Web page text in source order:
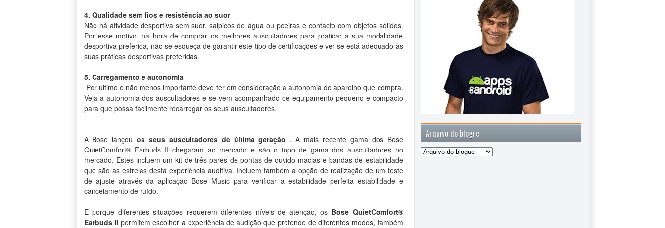
4. Qualidade sem fios e resistência ao suor
Não há atividade desportiva sem suor, salpicos de água ou poeiras e contacto com objetos sólidos.
Por esse motivo, na hora de comprar os melhores auscultadores para praticar a sua modalidade
desportiva preferida, não se esqueça de garantir este tipo de certificações e ver se está adequado às
suas práticas desportivas preferidas.
5. Carregamento e autonomia
Por último e não menos importante deve ter em consideração a autonomia do aparelho que compra.
Veja a autonomia dos auscultadores e se vem acompanhado de equipamento pequeno e compacto
para que possa facilmente recarregar os seus auscultadores.
A Bose lançouos seus auscultadores de última geração . A mais recente gama dos Bose
QuietComfort® Earbuds II chegaram ao mercado e são o topo de gama dos auscultadores no
mercado. Estes incluem um kit de três pares de pontas de ouvido macias e bandas de estabilidade
que são as estrelas desta experiência auditiva. Incluem também a opção de realização de um teste
de ajuste através da aplicação Bose Music para verificar a estabilidade perfeita estabilidade e
cancelamento de ruído.
E porque diferentes situações requerem diferentes níveis de atenção, os Bose QuietComfort®
Earbuds II permitem escolher a experiência de audição que pretende de diferentes modos, também
Arquivo do blogue